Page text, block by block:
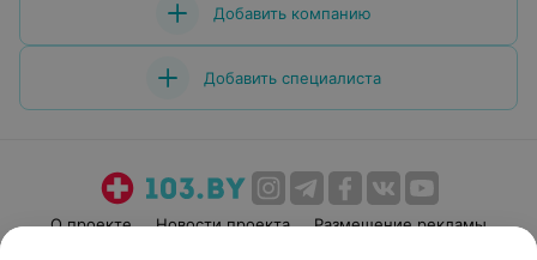
Добавить компанию
Добавить специалиста
О проекте Новости проекта
Размещение рекламы